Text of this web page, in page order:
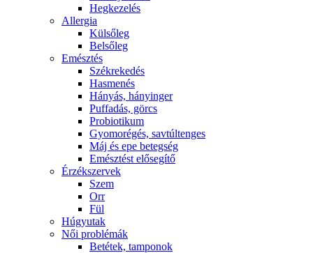
Hegkezelés
Allergia
Külsőleg
Belsőleg
Emésztés
Székrekedés
Hasmenés
Hányás, hányinger
Puffadás, görcs
Probiotikum
Gyomorégés, savtúltenges
Máj és epe betegség
Emésztést elősegítő
Érzékszervek
Szem
Orr
Fül
Húgyutak
Női problémák
Betétek, tamponok